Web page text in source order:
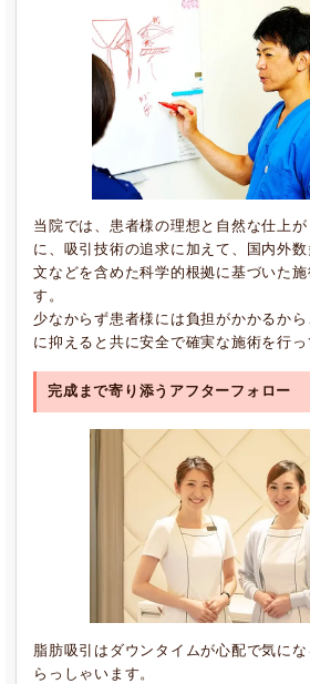
当院では、患者様の理想と自然な仕上
に、吸引技術の追求に加えて、国内外
文などを含めた科学的根拠に基づいた施
す。
少なからず患者様には負担がかかるか
に抑えると共に安全で確実な施術を行っ
完成まで寄り添うアフターフォロー
脂肪吸引はダウンタイムが心配で気に
らっしゃいます。